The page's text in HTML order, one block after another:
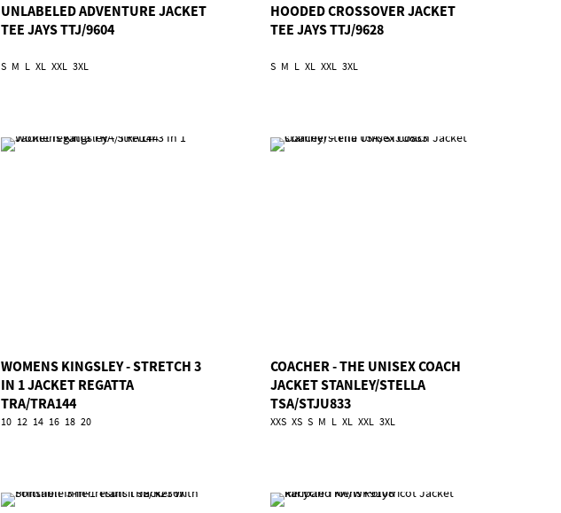
UNLABELED ADVENTURE JACKET
TEE JAYS TTJ/9604
S M L XL XXL 3XL
HOODED CROSSOVER JACKET
TEE JAYS TTJ/9628
S M L XL XXL 3XL
WOMENS KINGSLEY - STRETCH 3
IN 1 JACKET REGATTA
TRA/TRA144
10 12 14 16 18 20
COACHER - THE UNISEX COACH
JACKET STANLEY/STELLA
TSA/STJU833
XXS XS S M L XL XXL 3XL